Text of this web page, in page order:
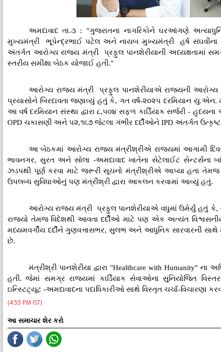
અમદાવાદ તા.૩ : "ગુજરાતના નાગરિકોને ઘરઆંગણે
મુખ્યમંત્રી ભૂપેન્દ્રભાઈ પટેલ અને નાયબ મુખ્યમંત્રી હર્ષ સંઘવીના
અંતર્ગત આરોગ્ય રાજ્ય મંત્રી પ્રફુલ પાનશેરીયાની અધ્યક્ષતામાં
સ્તરીય સમીક્ષા બેઠક યોજાઈ હતી."
આરોગ્ય રાજ્ય મંત્રી પ્રફુલ પાનશેરીયાએ રાજ્યની
પ્રયાસોને બિરદાવતા જણાવ્યું હતું કે, ગત વર્ષ-૨૦૨૫ દરમિયાન યુ.એન.
આ વર્ષ દરમિયાન સંસ્થા દ્વારા ૮,૫૦૪ સફળ કાર્ડિયાક સર્જરી -
OPD ચકાસણી અને ૫૨,૧૬૭ જેટલા ગંભીર દર્દીઓને IPD અંતર્ગત ઉત્કૃષ્ટ
આ બેઠકમાં આરોગ્ય રાજ્ય મંત્રીશ્રીએ રાજ્યમાં આગામી
ભાવનગર, સુરત અને સોલા -અમદાવાદ ખાતેના સેટેલાઈટ સેન્ટર્સના
ઝડપથી પૂર્ણ કરવા માટે જરૂરી સૂચનો મંત્રીશ્રીએ આપ્યા હતા તેમજ
ઉપલબ્ધ સુવિધાઓનું પણ મંત્રીશ્રી દ્વારા આકલન કરવામાં આવ્યું હતું.
આરોગ્ય રાજ્ય મંત્રી પ્રફુલ પાનશેરીયાએ વધુમાં ઉમેર્યું હતું
રાજ્યો તેમજ વિદેશથી આવતા દર્દીઓ માટે પણ એક અત્યંત
મધ્યમવર્ગીય દર્દીને ગુણવત્તાસભર, સુલભ અને આધુનિક સારવારની
છે.
મંત્રીશ્રી પાનશેરીયા દ્વારા "Healthcare with
હતી. જેમાં સમગ્ર રાજ્યમાં કાર્ડિયાક સેવાઓના સુનિયોજિત
ઇન્સ્ટિટ્યૂટ -અમદાવાદના પદાધિકારીઓ સાથે વિસ્તૃત ચર્ચા-વિચારણા
(4:55 PM IST)
આ સમાચાર શેર કરો